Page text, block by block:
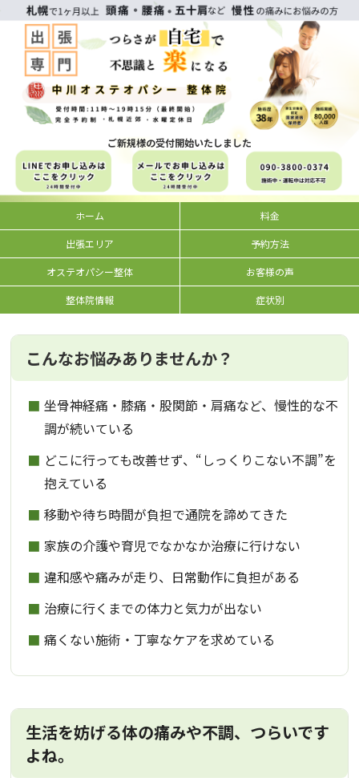
ご新規様の受付開始いたしました
ホーム 料金
出張エリア 予約方法
オステオパシー整体 お客様の声
整体院情報 症状別
こんなお悩みありませんか？
坐骨神経痛・膝痛・股関節・肩痛など、慢性的な不
調が続いている
どこに行っても改善せず、“しっくりこない不調”を
抱えている
移動や待ち時間が負担で通院を諦めてきた
家族の介護や育児でなかなか治療に行けない
違和感や痛みが走り、日常動作に負担がある
治療に行くまでの体力と気力が出ない
痛くない施術・丁寧なケアを求めている
生活を妨げる体の痛みや不調、つらいです
よね。